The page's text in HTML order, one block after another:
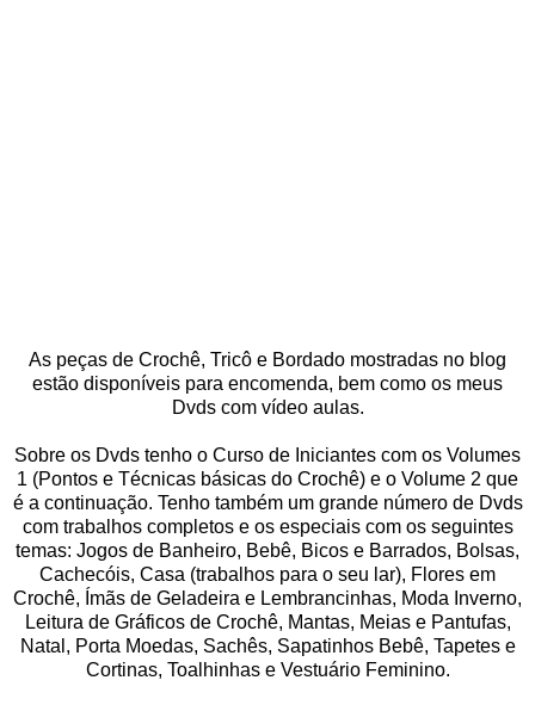
As peças de Crochê, Tricô e Bordado mostradas no blog
estão disponíveis para encomenda, bem como os meus
Dvds com vídeo aulas.
Sobre os Dvds tenho o Curso de Iniciantes com os Volumes
1 (Pontos e Técnicas básicas do Crochê) e o Volume 2 que
é a continuação. Tenho também um grande número de Dvds
com trabalhos completos e os especiais com os seguintes
temas: Jogos de Banheiro, Bebê, Bicos e Barrados, Bolsas,
Cachecóis, Casa (trabalhos para o seu lar), Flores em
Crochê, Ímãs de Geladeira e Lembrancinhas, Moda Inverno,
Leitura de Gráficos de Crochê, Mantas, Meias e Pantufas,
Natal, Porta Moedas, Sachês, Sapatinhos Bebê, Tapetes e
Cortinas, Toalhinhas e Vestuário Feminino.